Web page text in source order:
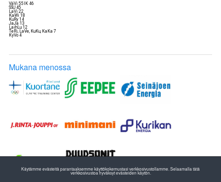
VäVi 55IK 46
SSU 45
LaVi 22
KaWi 18
KuRy 14
JaJa 13
LaihLu 12
TeRi, LaVe, KuKu, KaKa 7
KyVo 4
Mukana menossa
Käytämme evästeitä parantaaksemme käyttökokemustasi verkkosivustollamme. Selaamalla tätä
verkkosivustoa hyväksyt evästeiden käytön.